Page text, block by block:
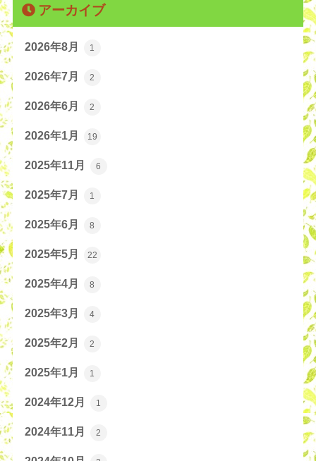
アーカイブ
2026年8月 1
2026年7月 2
2026年6月 2
2026年1月 19
2025年11月 6
2025年7月 1
2025年6月 8
2025年5月 22
2025年4月 8
2025年3月 4
2025年2月 2
2025年1月 1
2024年12月 1
2024年11月 2